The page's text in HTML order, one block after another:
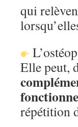
qui
Elle peut,
répétition